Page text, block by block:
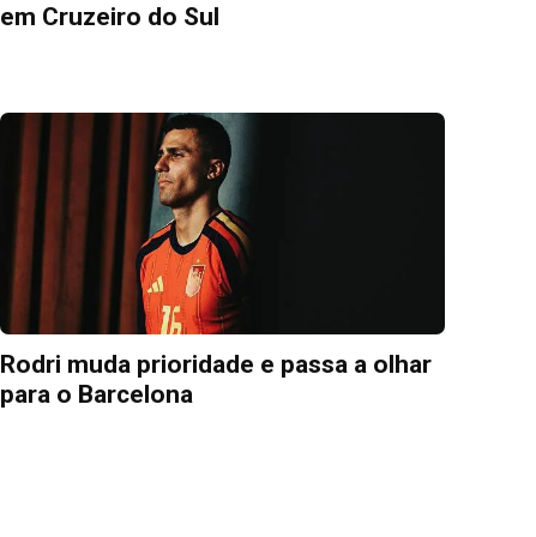
em Cruzeiro do Sul
Rodri muda prioridade e passa a olhar
para o Barcelona